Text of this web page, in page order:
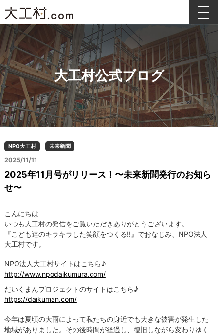
大工村公式ブログ
NPO大工村 未来新聞
2025/11/11
2025年11月号がリリース！〜未来新聞発行のお知ら
せ〜
こんにちは
いつも大工村の発信をご覧いただきありがとうございます。
『こども達のキラキラした笑顔をつくる!!』でおなじみ、NPO法人
大工村です。
NPO法人大工村サイトはこちら♪
http://www.npodaikumura.com/
だいくまんプロジェクトのサイトはこちら♪
https://daikuman.com/
今年は夏頃の大雨によって私たちの身近でも大きな被害が発生した
地域がありました。その後時間が経過し、復旧しながら変わりゆく